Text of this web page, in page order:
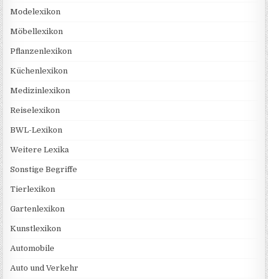
Modelexikon
Möbellexikon
Pflanzenlexikon
Küchenlexikon
Medizinlexikon
Reiselexikon
BWL-Lexikon
Weitere Lexika
Sonstige Begriffe
Tierlexikon
Gartenlexikon
Kunstlexikon
Automobile
Auto und Verkehr